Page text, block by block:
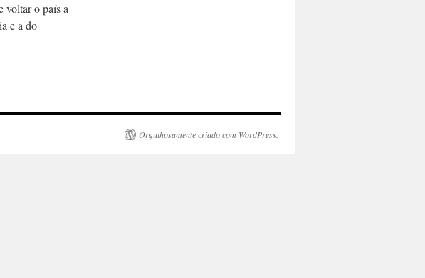
voltar o país a
e a do
Orgulhosamente criado com WordPress.